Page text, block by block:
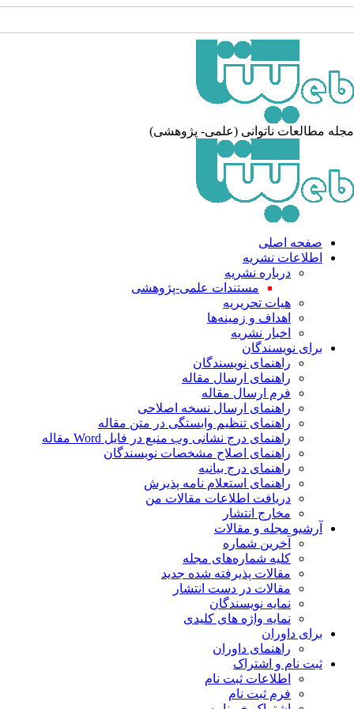
مطالعات ناتوانی (علمی- پژوهشی)
صفحه اصلی
اطلاعات نشریه
درباره نشریه
مستندات علمی-پژوهشی
هیات تحریریه
اهداف و زمینه‌ها
اخبار نشریه
برای نویسندگان
راهنمای نویسندگان
راهنمای ارسال مقاله
فرم ارسال مقاله
راهنمای ارسال نسخه اصلاحی
راهنمای تنظیم وابستگی در متن مقاله
راهنمای درج نشانی وب منبع در فایل Word مقاله
راهنمای اصلاح مشخصات نویسندگان
راهنمای درج بیانیه
راهنمای استعلام نامه پذیرش
دریافت اطلاعات مقالات من
مخارج انتشار
آرشیو مجله و مقالات
آخرین شماره
کلیه شماره‌های مجله
مقالات پذیرفته شده جدید
مقالات در دست انتشار
نمایه نویسندگان
نمایه واژه های کلیدی
برای داوران
راهنمای داوران
ثبت نام و اشتراک
اطلاعات ثبت نام
فرم ثبت نام